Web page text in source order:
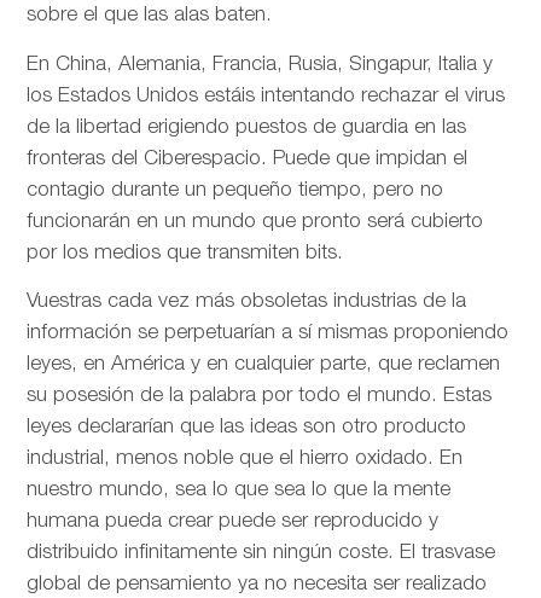
sobre el que las alas baten.
En China, Alemania, Francia, Rusia, Singapur, Italia y
los Estados Unidos estáis intentando rechazar el virus
de la libertad erigiendo puestos de guardia en las
fronteras del Ciberespacio. Puede que impidan el
contagio durante un pequeño tiempo, pero no
funcionarán en un mundo que pronto será cubierto
por los medios que transmiten bits.
Vuestras cada vez más obsoletas industrias de la
información se perpetuarían a sí mismas proponiendo
leyes, en América y en cualquier parte, que reclamen
su posesión de la palabra por todo el mundo. Estas
leyes declararían que las ideas son otro producto
industrial, menos noble que el hierro oxidado. En
nuestro mundo, sea lo que sea lo que la mente
humana pueda crear puede ser reproducido y
distribuido infinitamente sin ningún coste. El trasvase
global de pensamiento ya no necesita ser realizado